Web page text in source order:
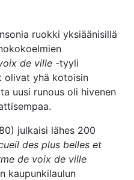
ruokki yksiäänisillä
de ville -tyyli
olivat yhä kotoisin
uusi runous oli hivenen
julkaisi lähes 200
des plus belles et
de voix de ville
kaupunkilaulun